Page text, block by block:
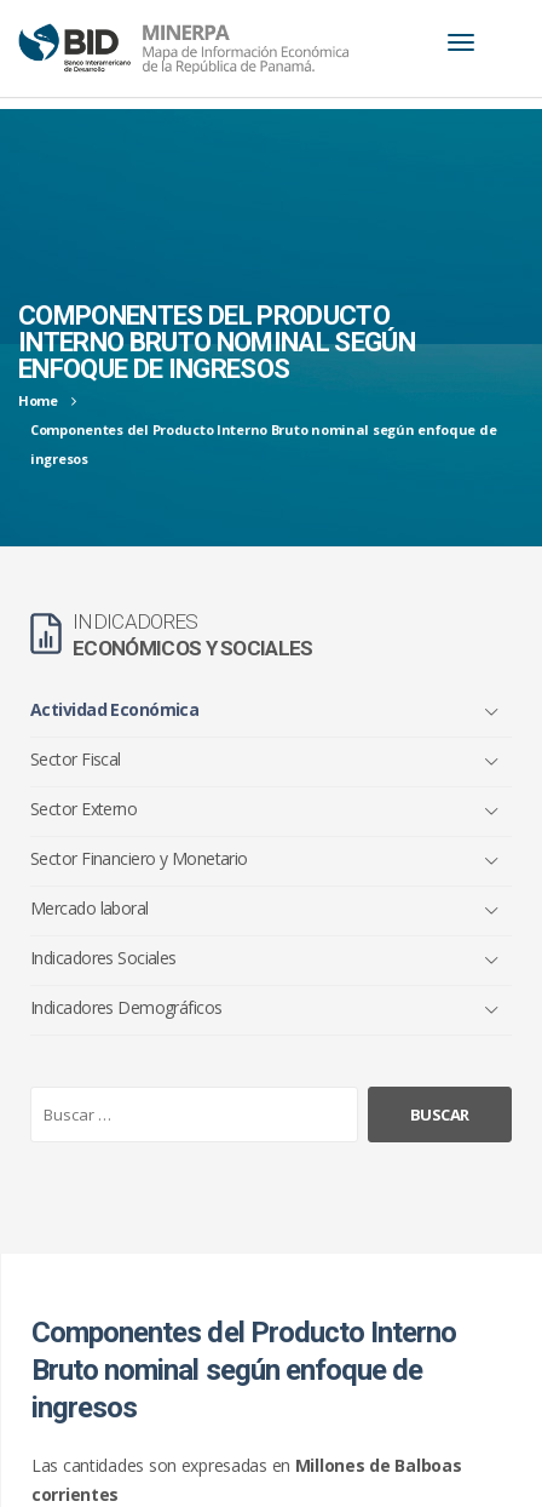
COMPONENTES DEL PRODUCTO
INTERNO BRUTO NOMINAL SEGÚN
ENFOQUE DE INGRESOS
Home
Componentes del Producto Interno Bruto nominal según enfoque de
ingresos
INDICADORES
ECONÓMICOS Y SOCIALES
Actividad Económica
Sector Fiscal
Sector Externo
Sector Financiero y Monetario
Mercado laboral
Indicadores Sociales
Indicadores Demográficos
Componentes del Producto Interno
Bruto nominal según enfoque de
ingresos
Las cantidades son expresadas en Millones de Balboas
corrientes